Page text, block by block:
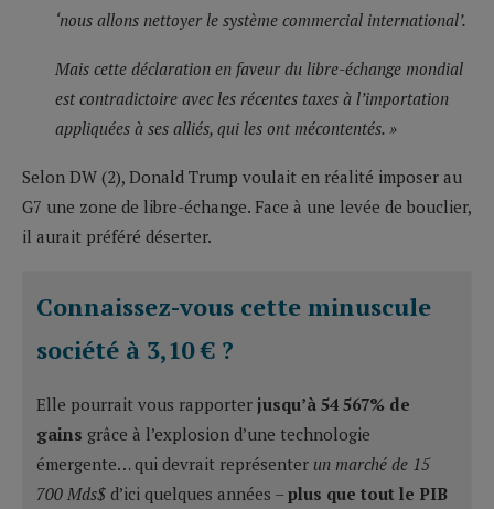
‘nous allons nettoyer le système commercial international’.
Mais cette déclaration en faveur du libre-échange mondial
est contradictoire avec les récentes taxes à l’importation
appliquées à ses alliés, qui les ont mécontentés. »
Selon DW (2), Donald Trump voulait en réalité imposer au
G7 une zone de libre-échange. Face à une levée de bouclier,
il aurait préféré déserter.
Connaissez-vous cette minuscule
société à 3,10 € ?
Elle pourrait vous rapporter jusqu’à 54 567% de
gains grâce à l’explosion d’une technologie
émergente… qui devrait représenter un marché de 15
700 Mds$ d’ici quelques années – plus que tout le PIB